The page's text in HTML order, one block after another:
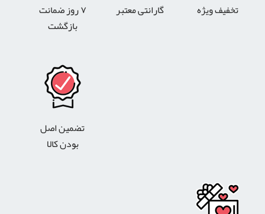
تخفیف ویژه گارانتی معتبر
۷ روز ضمانت
بازگشت
تضمین اصل
بودن کالا